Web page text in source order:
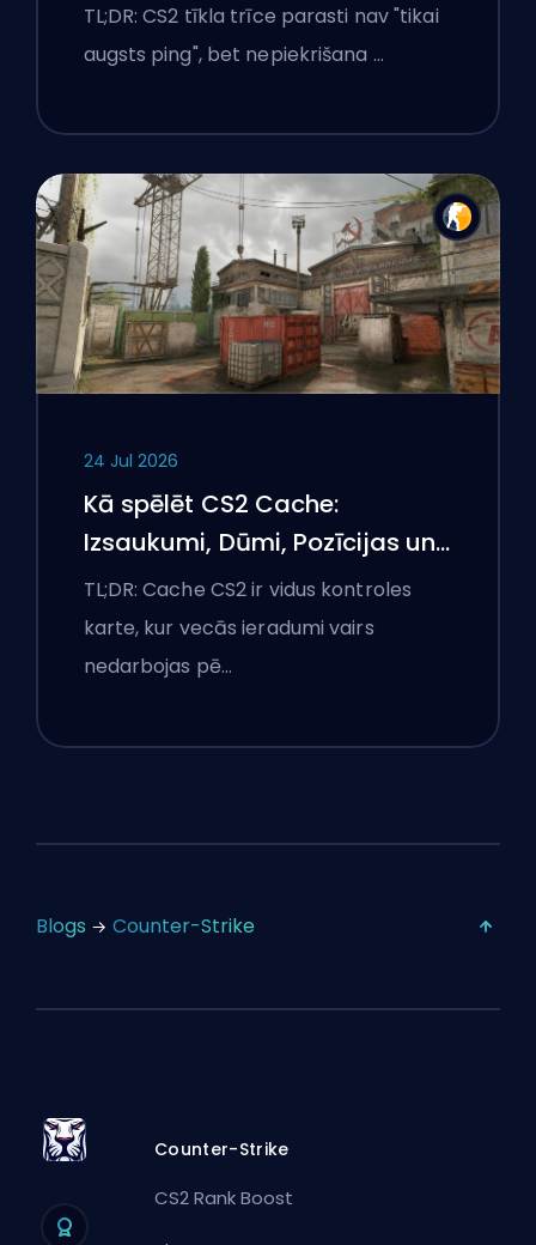
TL;DR: CS2 tīkla trīce parasti nav "tikai
augsts ping", bet nepiekrišana …
24 Jul 2026
Kā spēlēt CS2 Cache:
Izsaukumi, Dūmi, Pozīcijas un
Premjeru padomi
TL;DR: Cache CS2 ir vidus kontroles
karte, kur vecās ieradumi vairs
nedarbojas pē…
Blogs Counter-Strike
Counter-Strike
CS2 Rank Boost